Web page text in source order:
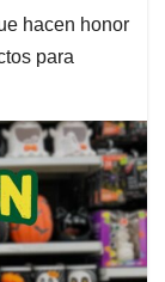
hacen honor
para